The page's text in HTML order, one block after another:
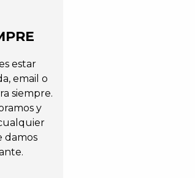
estar
email o
siempre.
y
damos